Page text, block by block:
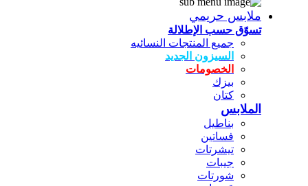
ملابس حريمي
تسوّق حسب الإطلالة
جميع المنتجات النسائيه
السيزون الجديد
الخصومات
بيزك
كتان
الملابس
بناطيل
فساتين
تيشرتات
جيبات
شورتات